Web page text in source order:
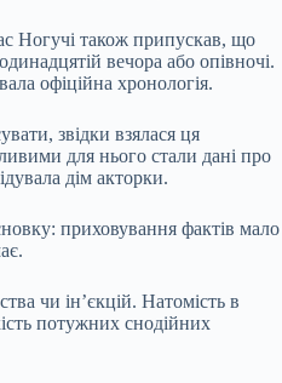
Ногучі також припускав, що
вечора або опівночі.
офіційна хронологія.
звідки взялася ця
для нього стали дані про
дім акторки.
приховування фактів мало
чи ін’єкцій. Натомість в
потужних снодійних